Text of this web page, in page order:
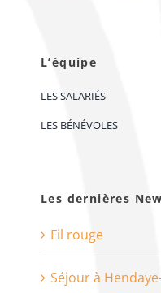
L’équipe
LES SALARIÉS
LES BÉNÉVOLES
Les dernières
Fil rouge
Séjour à